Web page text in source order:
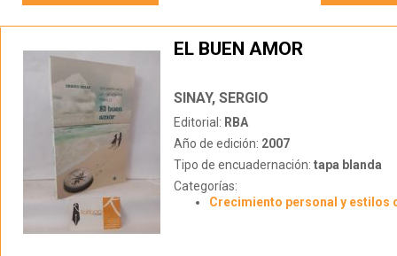
EL BUEN AMOR
SINAY, SERGIO
Editorial: RBA
Año de edición: 2007
Tipo de encuadernación: tapa blanda
Categorías:
Crecimiento personal y estilos